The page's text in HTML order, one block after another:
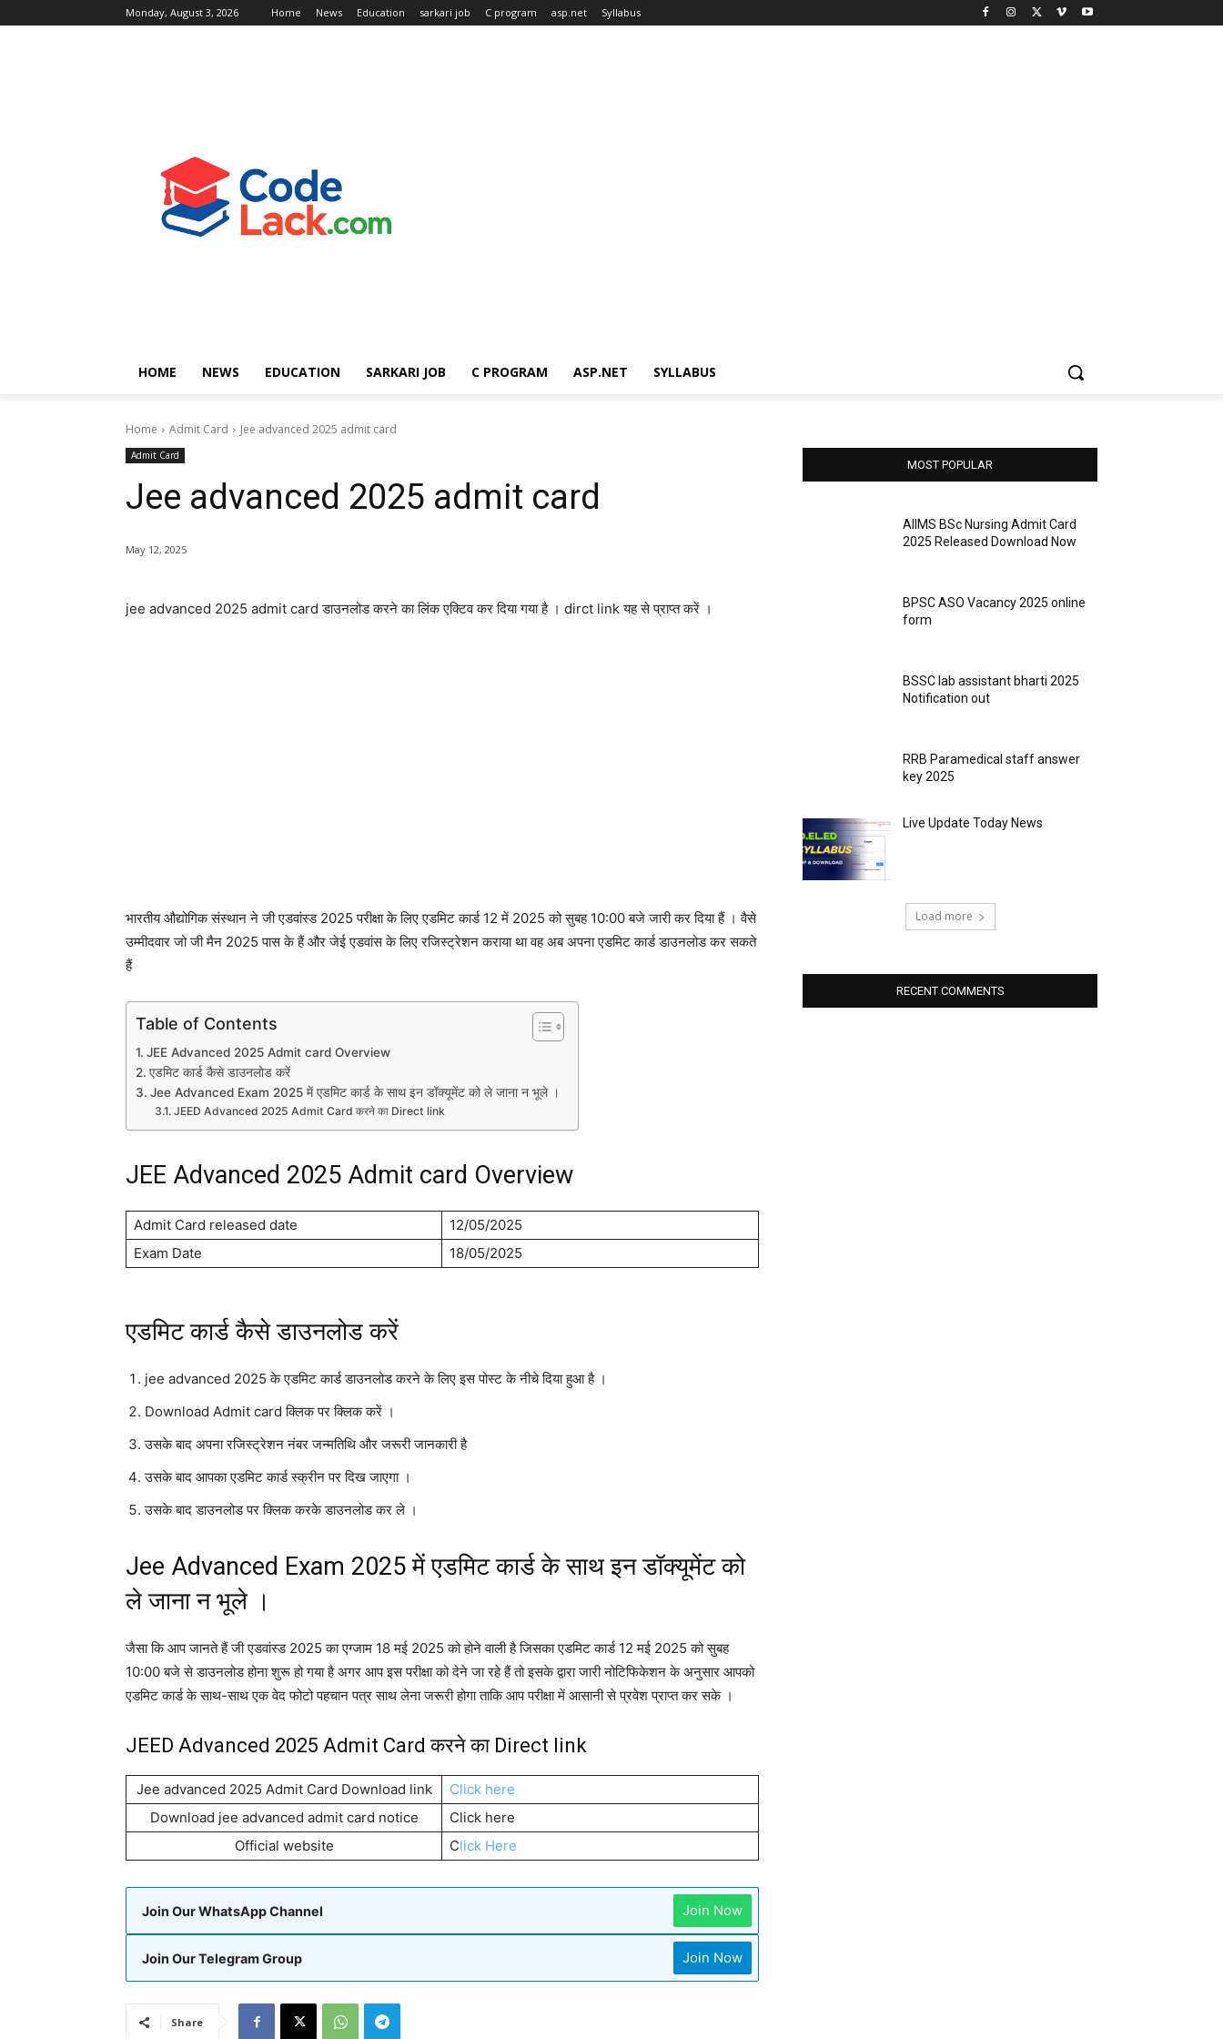
Monday, August 3, 2026 Home News Education sarkari job C program asp.net Syllabus
HOME NEWS EDUCATION SARKARI JOB C PROGRAM ASP.NET SYLLABUS
Home Admit Card Jee advanced 2025 admit card
Admit Card
Jee advanced 2025 admit card
May 12, 2025
jee advanced 2025 admit card डाउनलोड करने का लिंक एक्टिव कर दिया गया है । dirct link यह से प्राप्त करें ।
भारतीय औद्योगिक संस्थान ने जी एडवांस्ड 2025 परीक्षा के लिए एडमिट कार्ड 12 में 2025 को सुबह 10:00 बजे जारी कर दिया हैं । वैसे
उम्मीदवार जो जी मैन 2025 पास के हैं और जेई एडवांस के लिए रजिस्ट्रेशन कराया था वह अब अपना एडमिट कार्ड डाउनलोड कर सकते
हैं
Table of Contents
JEE Advanced 2025 Admit card Overview
एडमिट कार्ड कैसे डाउनलोड करें
Jee Advanced Exam 2025 में एडमिट कार्ड के साथ इन डॉक्यूमेंट को ले जाना न भूले ।
JEED Advanced 2025 Admit Card करने का Direct link
JEE Advanced 2025 Admit card Overview
Admit Card released date
12/05/2025
Exam Date
18/05/2025
एडमिट कार्ड कैसे डाउनलोड करें
jee advanced 2025 के एडमिट कार्ड डाउनलोड करने के लिए इस पोस्ट के नीचे दिया हुआ है ।
Download Admit card क्लिक पर क्लिक करें ।
उसके बाद अपना रजिस्ट्रेशन नंबर जन्मतिथि और जरूरी जानकारी है
उसके बाद आपका एडमिट कार्ड स्क्रीन पर दिख जाएगा ।
उसके बाद डाउनलोड पर क्लिक करके डाउनलोड कर ले ।
Jee Advanced Exam 2025 में एडमिट कार्ड के साथ इन डॉक्यूमेंट को
ले जाना न भूले ।
जैसा कि आप जानते हैं जी एडवांस्ड 2025 का एग्जाम 18 मई 2025 को होने वाली है जिसका एडमिट कार्ड 12 मई 2025 को सुबह
10:00 बजे से डाउनलोड होना शुरू हो गया है अगर आप इस परीक्षा को देने जा रहे हैं तो इसके द्वारा जारी नोटिफिकेशन के अनुसार आपको
एडमिट कार्ड के साथ-साथ एक वेद फोटो पहचान पत्र साथ लेना जरूरी होगा ताकि आप परीक्षा में आसानी से प्रवेश प्राप्त कर सके ।
JEED Advanced 2025 Admit Card करने का Direct link
Jee advanced 2025 Admit Card Download link
Click here
Download jee advanced admit card notice
Click here
Official website
Click Here
Join Our WhatsApp Channel Join Now
Join Our Telegram Group Join Now
Share
MOST POPULAR
AIIMS BSc Nursing Admit Card
2025 Released Download Now
BPSC ASO Vacancy 2025 online
form
BSSC lab assistant bharti 2025
Notification out
RRB Paramedical staff answer
key 2025
Live Update Today News
Load more
RECENT COMMENTS